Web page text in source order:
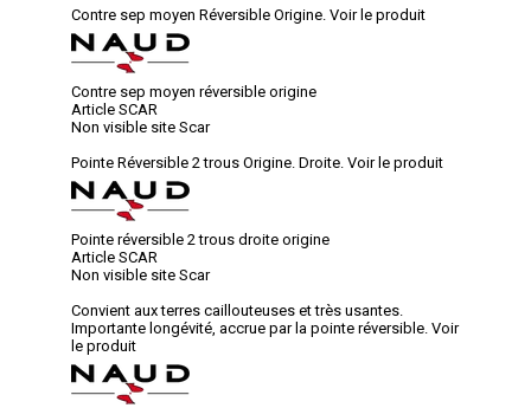
Contre sep moyen Réversible Origine. Voir le produit
Contre sep moyen réversible origine
Article SCAR
Non visible site Scar
Pointe Réversible 2 trous Origine. Droite. Voir le produit
Pointe réversible 2 trous droite origine
Article SCAR
Non visible site Scar
Convient aux terres caillouteuses et très usantes.
Importante longévité, accrue par la pointe réversible. Voir
le produit